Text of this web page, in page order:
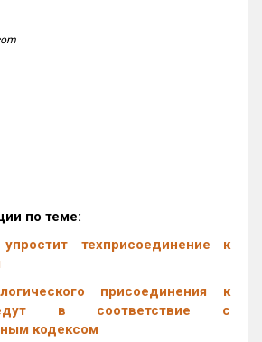
по теме:
упростит техприсоединение к
присоединения к
в соответствие с
кодексом